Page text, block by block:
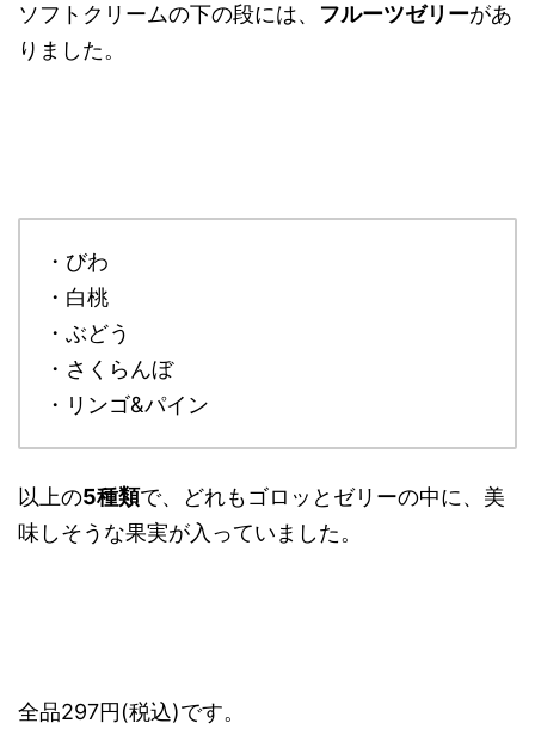
ソフトクリームの下の段には、 フルーツゼリーがあ
りました。
・びわ
・白桃
・ぶどう
・さくらんぼ
・リンゴ&パイン
以上の5種類で、どれもゴロッとゼリーの中に、美
味しそうな果実が入っていました。
全品297円(税込)です。